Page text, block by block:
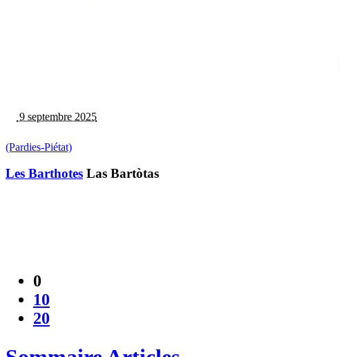
9 septembre 2025
(Pardies-Piétat)
Les Barthotes Las Bartòtas
0
10
20